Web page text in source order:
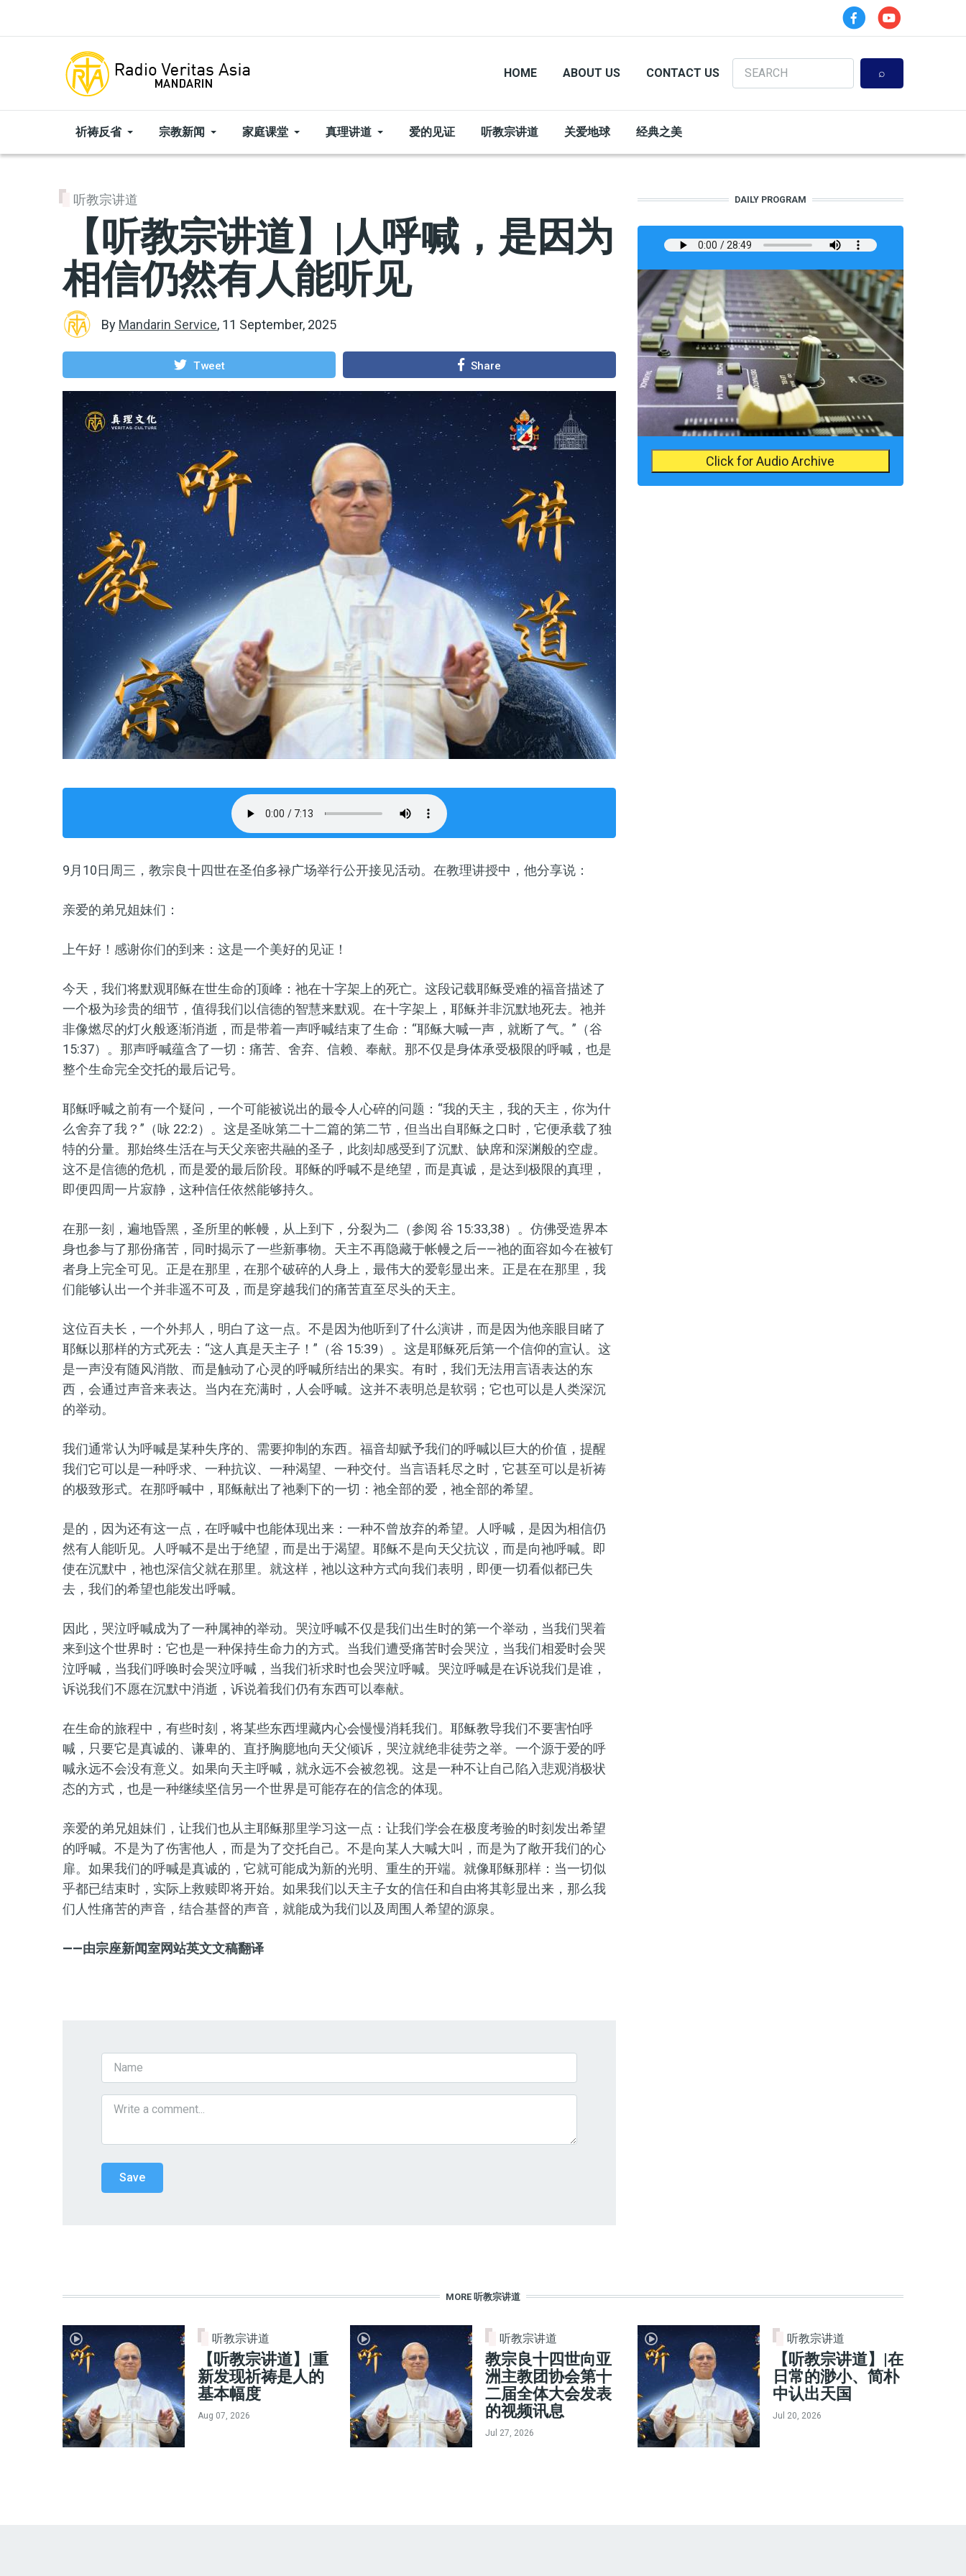
HOME ABOUT US CONTACT US
Search
祈祷反省 宗教新闻 家庭课堂 真理讲道 爱的见证 听教宗讲道 关爱地球 经典之美
听教宗讲道
【听教宗讲道】|人呼喊，是因为
相信仍然有人能听见
By Mandarin Service, 11 September, 2025
Tweet Share
9 月 10日周三，教宗良十四世在圣伯多禄广场举行公开接见活动。在教理讲授中，他分享说：
亲爱的弟兄姐妹们：
上午好！感谢你们的到来：这是一个美好的见证！
今天，我们将默观耶稣在世生命的顶峰： 祂在十字架上的死亡。这段记载耶稣受难的福音描述了
一个极为珍贵的细节，值得我们以信德的智慧来默观。在十字架上，耶稣并非沉默地死去。 祂并
非像燃尽的灯火般逐渐消逝，而是带着一声呼喊结束了生命 ：“耶稣大喊一声，就断了气。” （谷
15:37）。那声呼喊蕴含了一切：痛苦、舍弃、信赖、奉献。那不仅是身体承受极限的呼喊，也是
整个生命完全交托的最后记号。
耶稣呼喊之前有一个疑问 ，一个可能被说出的最令人心碎的问题： “我的天主，我的天主，你为什
么舍弃了我？” （咏 22:2）。这是圣咏第二十二篇的第二节 ，但当出自耶稣之口时，它便承载了独
特的分量。那始终生活在与天父亲密共融的圣子，此刻却感受到了沉默、缺席和深渊般的空虚。
这不是信德的危机，而是爱的最后阶段。耶稣的呼喊不是绝望，而是真诚，是达到极限的真理，
即便四周一片寂静，这种信任依然能够持久。
在那一刻，遍地昏黑，圣所里的帐幔，从上到下，分裂为二（参阅 谷 15:33,38）。仿佛受造界本
身也参与了那份痛苦，同时揭示了一些新事物。天主不再隐藏于帐幔之后——祂的面容如今在被钉
者身上完全可见。正是在那里，在那个破碎的人身上，最伟大的爱彰显出来。 正是在在那里，我
们能够认出一个并非遥不可及，而是穿越我们的痛苦直至尽头的天主。
这位百夫长，一个外邦人，明白了这一点。不是因为他听到了什么演讲，而是因为他亲眼目睹了
耶稣以那样的方式死去： “这人真是天主子！” （谷 15:39）。这是耶稣死后第一个信仰的宣认。 这
是一声没有随风消散、而是触动了心灵的呼喊所结出的果实。有时，我们无法用言语表达的东
西，会通过声音来表达。当内在充满时，人会呼喊。这并不表明总是软弱；它也可以是人类深沉
的举动。
我们通常认为呼喊是某种失序的、需要抑制 的东西。福音却赋予我们的呼喊以巨大的价值，提醒
我们它可以是一种呼求、一种抗议、一种渴望、一种交付。当言语耗尽之时 ， 它甚至可以是祈祷
的极致形式。在那呼喊中，耶稣献出了祂剩下的一切： 祂全部的爱， 祂全部的希望。
是的，因为还有这一点，在呼喊中也能体现出来：一种不曾放弃的希望。人呼喊，是因为相信仍
然有人能听见。人呼喊不是出于绝望，而是出于渴望。耶稣不是向天父抗议，而是向祂呼喊。即
使在沉默中， 祂也深信父就在那里。 就这样 ， 祂以这种方式向我们表明，即便一切看似都已失
去，我们的希望也能发出呼喊。
因此， 哭泣呼喊成为了一种属神的举动。 哭泣呼喊不仅是我们出生时的第一个举动，当我们哭着
来到这个世界时：它也是一种保持生命力的方式。当我们遭受痛苦时会哭泣，当我们相爱时会哭
泣呼喊 ，当我们呼唤时会哭泣呼喊 ，当我们祈求时也会哭泣呼喊。 哭泣呼喊是在诉说我们是谁，
诉说我们不愿在沉默中消逝，诉说着我们仍有东西可以奉献。
在生命的旅程中，有些时刻，将某些东西埋藏内心会慢慢消耗我们。耶稣教导我们不要害怕呼
喊，只要它是真诚的、谦卑的、直抒胸臆地向天父倾诉，哭泣就绝非徒劳之举。一个源于爱的呼
喊永远不会没有意义。如果向天主呼喊 ，就永远不会被忽视。这是一种不让自己陷入悲观消极状
态的方式， 也是一种继续坚信另一个世界是可能存在的信念的体现。
亲爱的弟兄姐妹们，让我们也从主耶稣那里学习这一点：让我们学会在极度考验的时刻发出希望
的呼喊。不是为了伤害他人 ，而是为了交托自己。不是向某人 大喊大叫 ，而是为了敞开我们的心
扉。如果我们的呼喊是真诚的，它就可能成为新的光明、重生的开端。就像耶稣那样：当一切似
乎都已结束时，实际上救赎即将开始。如果我们以天主子女的信任和自由将其彰显出来，那么我
们人性痛苦的声音，结合基督的声音，就能成为我们以及周围人希望的源泉。
——由宗座新闻室网站英文文稿翻译
DAILY PROGRAM
Click for Audio Archive
MORE 听教宗讲道
听教宗讲道
【听教宗讲道】|重
新发现祈祷是人的
基本幅度
Aug 07, 2026
听教宗讲道
教宗良十四世向亚
洲主教团协会第十
二届全体大会发表
的视频讯息
Jul 27, 2026
听教宗讲道
【听教宗讲道】|在
日常的渺小、简朴
中认出天国
Jul 20, 2026